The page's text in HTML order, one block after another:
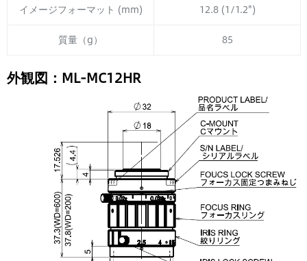
イメージフォーマット (mm)
12.8 (1/1.2")
質量（g）
85
外観図：ML-MC12HR